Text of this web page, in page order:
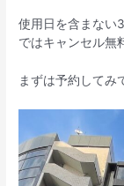
使用日を含まない
ではキャンセル無
まずは予約してみ